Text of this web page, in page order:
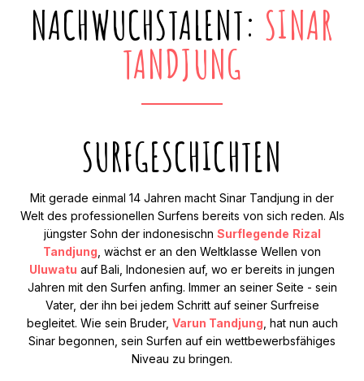
NACHWUCHSTALENT: SINAR
TANDJUNG
SURFGESCHICHTEN
Mit gerade einmal 14 Jahren macht Sinar Tandjung in der
Welt des professionellen Surfens bereits von sich reden. Als
jüngster Sohn der indonesischn Surflegende Rizal
Tandjung , wächst er an den Weltklasse Wellen von
Uluwatu auf Bali, Indonesien auf, wo er bereits in jungen
Jahren mit den Surfen anfing. Immer an seiner Seite - sein
Vater, der ihn bei jedem Schritt auf seiner Surfreise
begleitet. Wie sein Bruder, Varun Tandjung , hat nun auch
Sinar begonnen, sein Surfen auf ein wettbewerbsfähiges
Niveau zu bringen.